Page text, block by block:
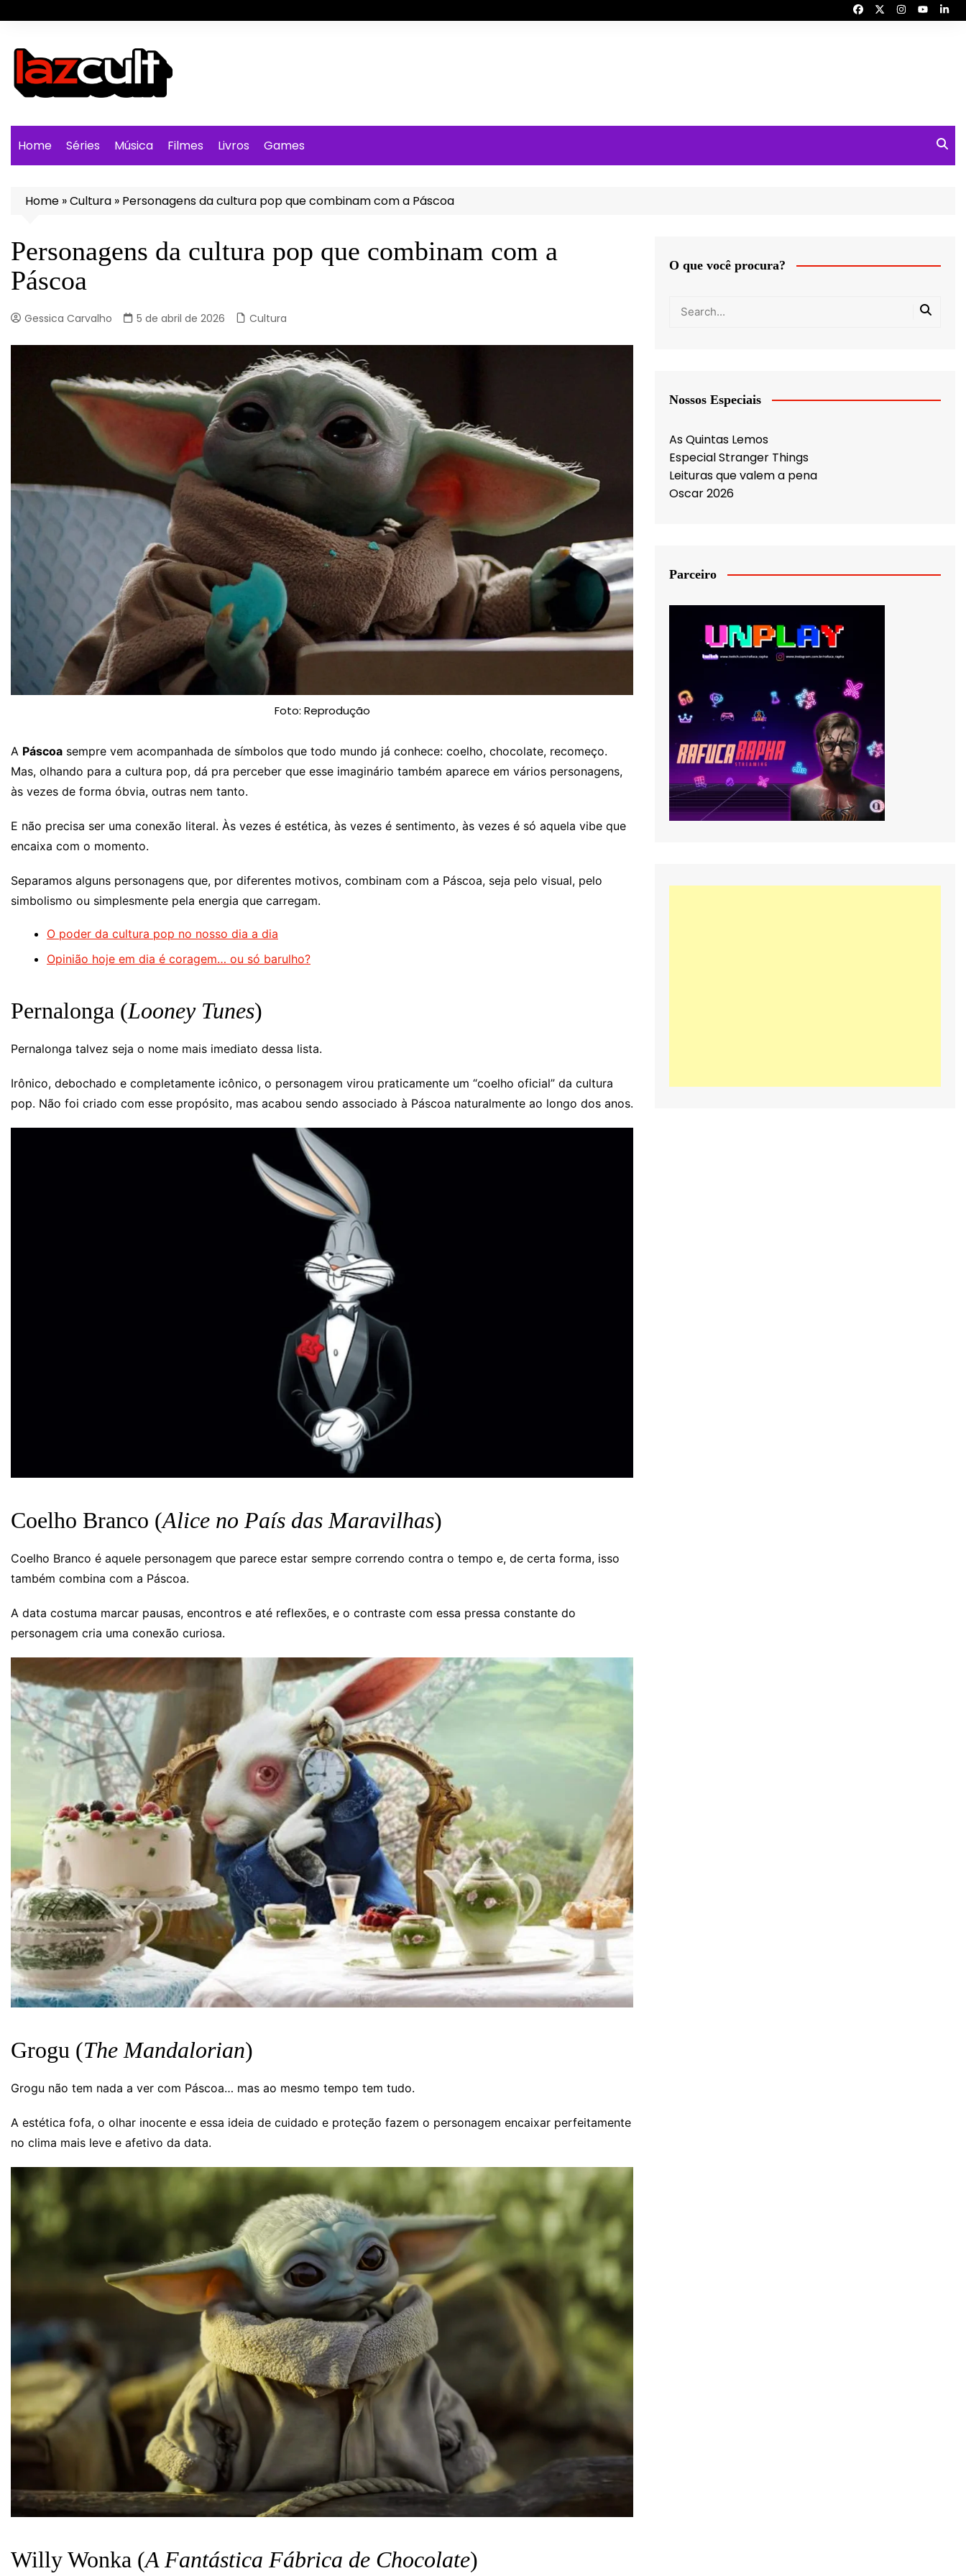
para
conteúdo
Home Séries Música Filmes Livros Games
Home »Cultura » Personagens da cultura pop que combinam com a Páscoa
Personagens da cultura pop que combinam com a
Páscoa
Gessica Carvalho 5 de abril de 2026 Cultura
Foto: Reprodução
A Páscoa sempre vem acompanhada de símbolos que todo mundo já conhece: coelho, chocolate, recomeço.
Mas, olhando para a cultura pop, dá pra perceber que esse imaginário também aparece em vários personagens,
às vezes de forma óbvia, outras nem tanto.
E não precisa ser uma conexão literal. Às vezes é estética, às vezes é sentimento, às vezes é só aquela vibe que
encaixa com o momento.
Separamos alguns personagens que, por diferentes motivos, combinam com a Páscoa, seja pelo visual, pelo
simbolismo ou simplesmente pela energia que carregam.
O poder da cultura pop no nosso dia a dia
Opinião hoje em dia é coragem… ou só barulho?
Pernalonga (Looney Tunes)
Pernalonga talvez seja o nome mais imediato dessa lista.
Irônico, debochado e completamente icônico, o personagem virou praticamente um “coelho oficial” da cultura
pop. Não foi criado com esse propósito, mas acabou sendo associado à Páscoa naturalmente ao longo dos anos.
Coelho Branco (Alice no País das Maravilhas)
Coelho Branco é aquele personagem que parece estar sempre correndo contra o tempo e, de certa forma, isso
também combina com a Páscoa.
A data costuma marcar pausas, encontros e até reflexões, e o contraste com essa pressa constante do
personagem cria uma conexão curiosa.
Grogu (The Mandalorian)
Grogu não tem nada a ver com Páscoa… mas ao mesmo tempo tem tudo.
A estética fofa, o olhar inocente e essa ideia de cuidado e proteção fazem o personagem encaixar perfeitamente
no clima mais leve e afetivo da data.
Willy Wonka (A Fantástica Fábrica de Chocolate)
O que você procura?
Nossos Especiais
As Quintas Lemos
Especial Stranger Things
Leituras que valem a pena
Oscar 2026
Parceiro